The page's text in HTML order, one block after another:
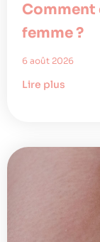
femme ?
6 août 2026
Lire plus